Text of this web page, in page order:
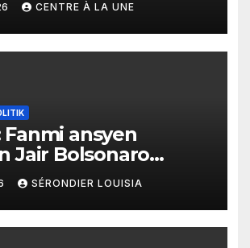
CENTRE À LA UNE
Fanmi ansyen
Jair Bolsonaro
ameriken
taks sou tout
ap vann Etazini
ane 2026 la
SÉRONDIER LOUISIA